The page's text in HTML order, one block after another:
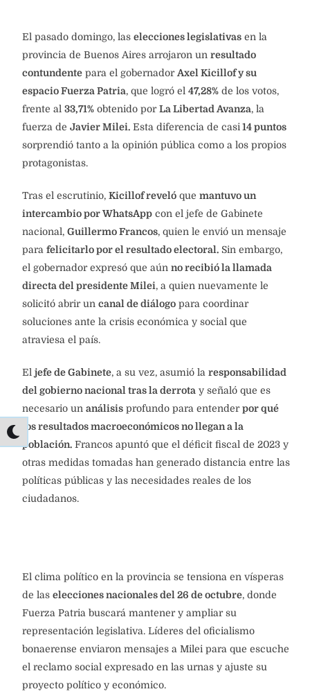
El pasado domingo, las elecciones legislativas en la
provincia de Buenos Aires arrojaron un resultado
contundente para el gobernadorAxel Kicillof y su
espacio Fuerza Patria, que logró el 47,28% de los votos,
frente al 33,71% obtenido porLa Libertad Avanza, la
fuerza de Javier Milei. Esta diferencia de casi14 puntos
sorprendió tanto a la opinión pública como a los propios
protagonistas.
Tras el escrutinio, Kicillof reveló que mantuvo un
intercambio por WhatsApp con el jefe de Gabinete
nacional, Guillermo Francos, quien le envió un mensaje
para felicitarlo por el resultado electoral. Sin embargo,
el gobernador expresó que aún no recibió la llamada
directa del presidente Milei, a quien nuevamente le
solicitó abrir un canal de diálogo para coordinar
soluciones ante la crisis económica y social que
atraviesa el país.
El jefe de Gabinete, a su vez, asumió la responsabilidad
del gobierno nacional tras la derrota y señaló que es
necesario un análisis profundo para entenderpor qué
los resultados macroeconómicos no llegan a la
población. Francos apuntó que el déficit fiscal de 2023 y
otras medidas tomadas han generado distancia entre las
políticas públicas y las necesidades reales de los
ciudadanos.
El clima político en la provincia se tensiona en vísperas
de las elecciones nacionales del 26 de octubre, donde
Fuerza Patria buscará mantener y ampliar su
representación legislativa. Líderes del oficialismo
bonaerense enviaron mensajes a Milei para que escuche
el reclamo social expresado en las urnas y ajuste su
proyecto político y económico.